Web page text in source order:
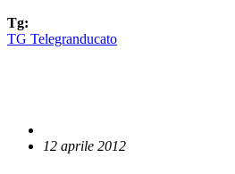
Tg:
TG Telegranducato
12 aprile 2012